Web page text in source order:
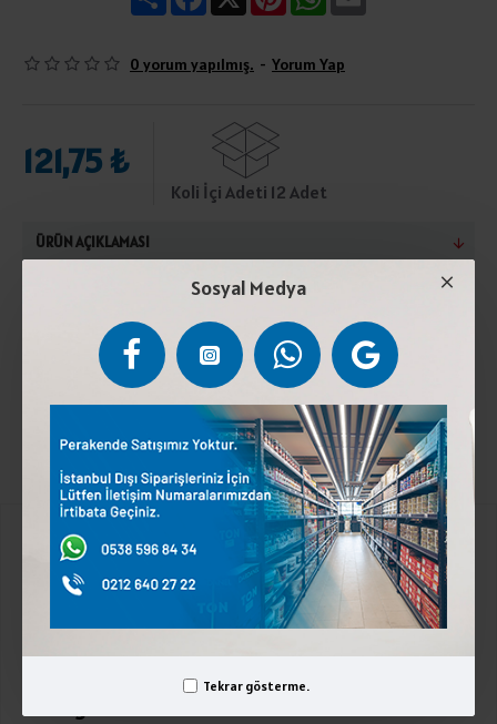
Sosyal Medya
Tekrar gösterme.
0 yorum yapılmış. - Yorum Yap
121,75 ₺
Koli İçi Adeti 12 Adet
ÜRÜN AÇIKLAMASI
Pastörize inek sütü, tuz, peynir mayası, peynir kültürü.
Kuru maddede en az %45 süt yağı içerir.4°Cde
saklayınız. Süt ürünleri - laktoz içerir.
Kurumsal
Üyelik İşlemleri
İletişim